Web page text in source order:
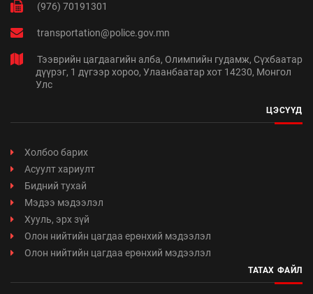
(976) 70191301
transportation@police.gov.mn
Тээврийн цагдаагийн алба, Олимпийн гудамж, Сүхбаатар
дүүрэг, 1 дүгээр хороо, Улаанбаатар хот 14230, Монгол
Улс
ЦЭСҮҮД
Холбоо барих
Асуулт хариулт
Бидний тухай
Мэдээ мэдээлэл
Хууль, эрх зүй
Олон нийтийн цагдаа ерөнхий мэдээлэл
Олон нийтийн цагдаа ерөнхий мэдээлэл
ТАТАХ ФАЙЛ